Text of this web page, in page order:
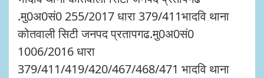
.मु0अ0सं0 255/2017 धारा 379/411भादवि थाना
कोतवाली सिटी जनपद प्रतापगढ.मु0अ0सं0
1006/2016 धारा
379/411/419/420/467/468/471 भादवि थाना